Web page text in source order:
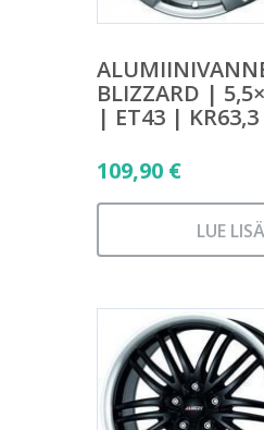
BLIZZARD |
| ET43 | KR63,3
109,90 €
LUE